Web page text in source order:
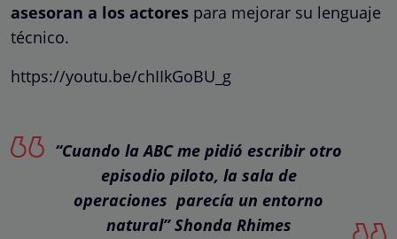
asesoran a los actores para mejorar su lenguaje
técnico.
https://youtu.be/chIIkGoBU_g
“Cuando la ABC me pidió escribir otro
episodio piloto, la sala de
operaciones parecía un entorno
natural” Shonda Rhimes